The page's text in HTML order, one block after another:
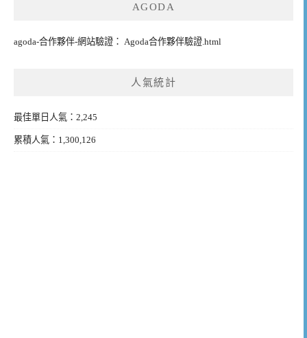
AGODA
agoda-合作夥伴-網站驗證： Agoda合作夥伴驗證.html
人氣統計
最佳單日人氣：2,245
累積人氣：1,300,126